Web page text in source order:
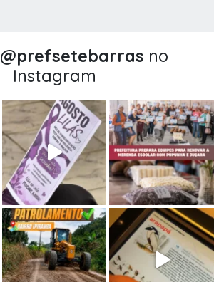
@‌prefsetebarras no
Instagram